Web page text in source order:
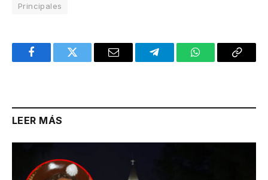
Principales
FacebookTwitter Email TelegramWhatsAppCopy
LEER MÁS